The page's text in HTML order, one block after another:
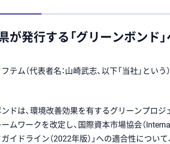
が発行する「グリーンボンド
テム（代表者名：山崎武志、以下「当社」とい
ドは、環境改善効果を有するグリーンプロ
ムワークを改定し、国際資本市場協会（
イドライン（2022年版）」への適合性につい